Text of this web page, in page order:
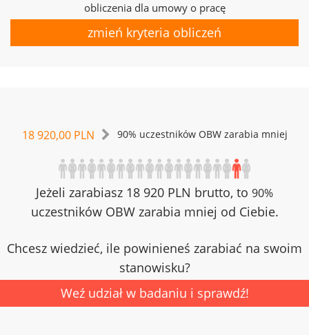
obliczenia dla umowy o pracę
zmień kryteria obliczeń
18 920,00 PLN 90% uczestników OBW zarabia mniej
Jeżeli zarabiasz 18 920 PLN brutto, to 90%
uczestników OBW zarabia mniej od Ciebie.
Chcesz wiedzieć, ile powinieneś zarabiać na swoim
stanowisku?
Weź udział w badaniu i sprawdź!